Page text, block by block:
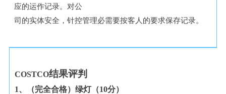
应的运作记录。对公
司的实体安全，针控管理必需要按客人的要求保存记录。
COSTCO结果评判
1、（完全合格）绿灯（10分）